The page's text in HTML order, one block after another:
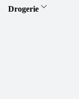
Drogerie